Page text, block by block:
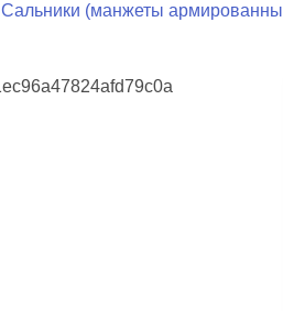
Сальники (манжеты